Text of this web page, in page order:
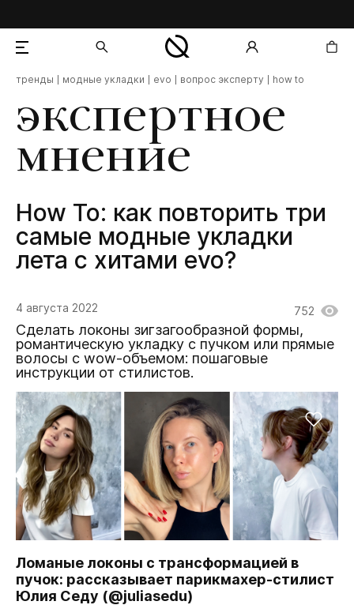
экспертное
мнение
How To: как повторить три
самые модные укладки
лета с хитами evo?
тренды модные укладки evo вопрос эксперту how to
4 августа 2022 752
Сделать локоны зигзагообразной формы,
романтическую укладку с пучком или прямые
волосы с wow-объемом: пошаговые
инструкции от стилистов.
Ломаные локоны с трансформацией в
пучок: рассказывает парикмахер-стилист
Юлия Седу (@juliasedu)